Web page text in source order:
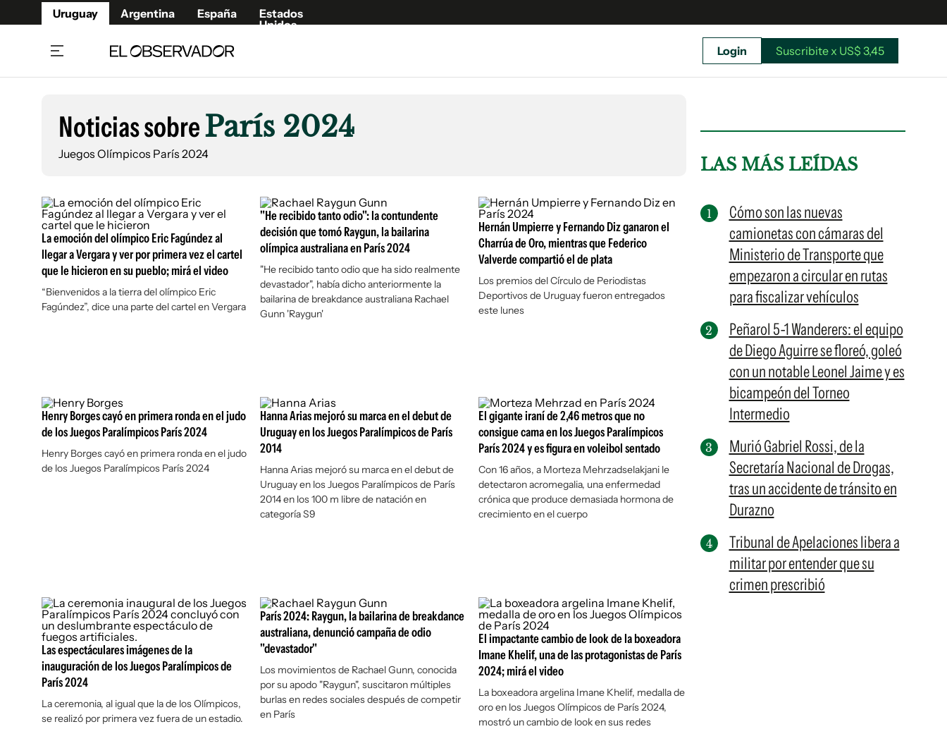
Uruguay Argentina España
Estados
Unidos
Beneficios Member
Referí
Café y Negocios
Economía y Empresas
Agro
Brand Studio
Cultura y Espectáculos
Fúnebres
Newsletters
Argentina
España
Estados Unidos
Suscribite x US$ 3,45
Ahora en:
15°C
Login Suscribite x US$ 3,45
Noticias sobreParís 2024
Juegos Olímpicos París 2024
La emoción del olímpico Eric Fagúndez al
llegar a Vergara y ver por primera vez el cartel
que le hicieron en su pueblo; mirá el video
“Bienvenidos a la tierra del olímpico Eric
Fagúndez”, dice una parte del cartel en Vergara
"He recibido tanto odio": la contundente
decisión que tomó Raygun, la bailarina
olímpica australiana en París 2024
"He recibido tanto odio que ha sido realmente
devastador", había dicho anteriormente la
bailarina de breakdance australiana Rachael
Gunn 'Raygun'
Hernán Umpierre y Fernando Diz ganaron el
Charrúa de Oro, mientras que Federico
Valverde compartió el de plata
Los premios del Círculo de Periodistas
Deportivos de Uruguay fueron entregados
este lunes
Henry Borges cayó en primera ronda en el judo
de los Juegos Paralímpicos París 2024
Henry Borges cayó en primera ronda en el judo
de los Juegos Paralímpicos París 2024
Hanna Arias mejoró su marca en el debut de
Uruguay en los Juegos Paralímpicos de París
2014
Hanna Arias mejoró su marca en el debut de
Uruguay en los Juegos Paralímpicos de París
2014 en los 100 m libre de natación en
categoría S9
El gigante iraní de 2,46 metros que no
consigue cama en los Juegos Paralímpicos
París 2024 y es figura en voleibol sentado
Con 16 años, a Morteza Mehrzadselakjani le
detectaron acromegalia, una enfermedad
crónica que produce demasiada hormona de
crecimiento en el cuerpo
Las espectáculares imágenes de la
inauguración de los Juegos Paralímpicos de
París 2024
La ceremonia, al igual que la de los Olímpicos,
se realizó por primera vez fuera de un estadio.
París 2024: Raygun, la bailarina de breakdance
australiana, denunció campaña de odio
"devastador"
Los movimientos de Rachael Gunn, conocida
por su apodo "Raygun", suscitaron múltiples
burlas en redes sociales después de competir
en París
El impactante cambio de look de la boxeadora
Imane Khelif, una de las protagonistas de París
2024; mirá el video
La boxeadora argelina Imane Khelif, medalla de
oro en los Juegos Olímpicos de París 2024,
mostró un cambio de look en sus redes
LAS MÁS LEÍDAS
Cómo son las nuevas
camionetas con cámaras del
Ministerio de Transporte que
empezaron a circular en rutas
para fiscalizar vehículos
Peñarol 5-1 Wanderers: el equipo
de Diego Aguirre se floreó, goleó
con un notable Leonel Jaime y es
bicampeón del Torneo
Intermedio
Murió Gabriel Rossi, de la
Secretaría Nacional de Drogas,
tras un accidente de tránsito en
Durazno
Tribunal de Apelaciones libera a
militar por entender que su
crimen prescribió